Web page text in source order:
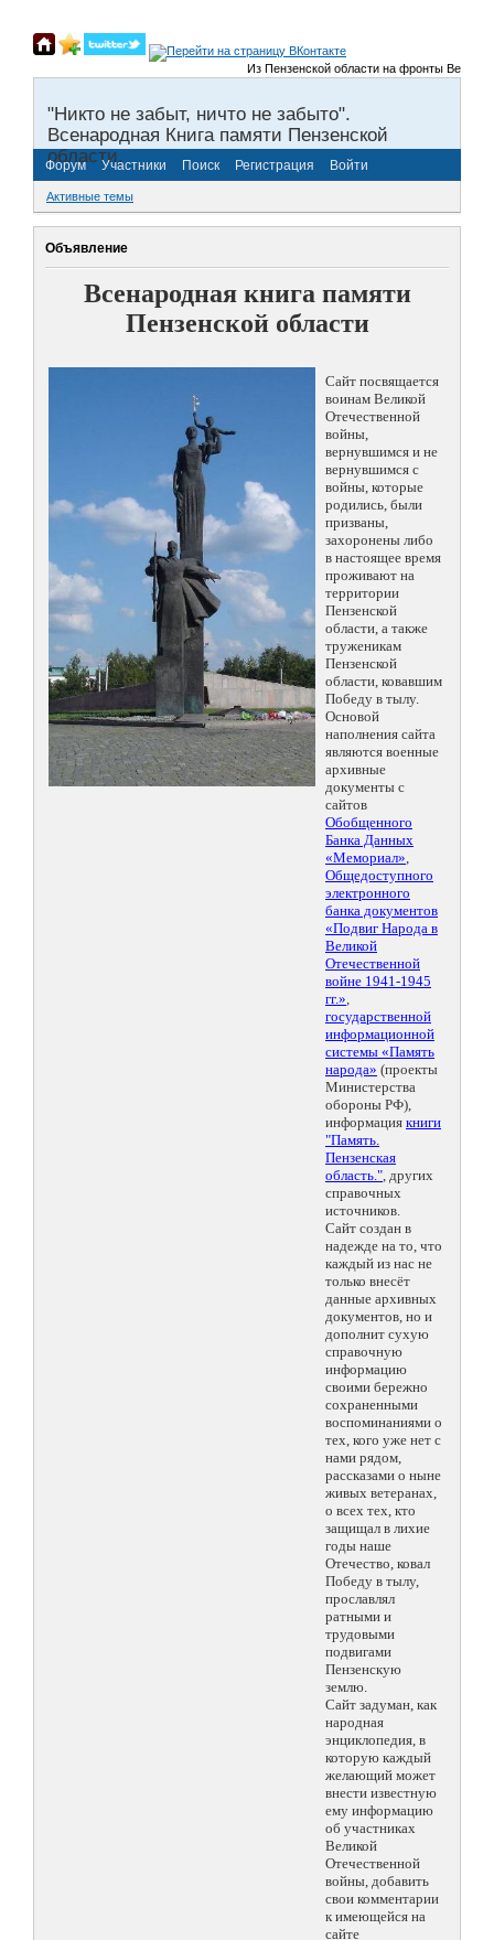
Из Пензенской области на фронты Великой
"Никто не забыт, ничто не забыто".
Всенародная Книга памяти Пензенской
области.
Форум Участники Поиск Регистрация Войти
Активные темы
Объявление
Всенародная книга памяти
Пензенской области
Сайт посвящается
воинам Великой
Отечественной
войны,
вернувшимся и не
вернувшимся с
войны, которые
родились, были
призваны,
захоронены либо
в настоящее время
проживают на
территории
Пензенской
области, а также
труженикам
Пензенской
области, ковавшим
Победу в тылу.
Основой
наполнения сайта
являются военные
архивные
документы с
сайтов
Обобщенного
Банка Данных
«Мемориал»,
Общедоступного
электронного
банка документов
«Подвиг Народа в
Великой
Отечественной
войне 1941-1945
гг.»,
государственной
информационной
системы «Память
народа» (проекты
Министерства
обороны РФ),
информация книги
"Память.
Пензенская
область.", других
справочных
источников.
Сайт создан в
надежде на то, что
каждый из нас не
только внесёт
данные архивных
документов, но и
дополнит сухую
справочную
информацию
своими бережно
сохраненными
воспоминаниями о
тех, кого уже нет с
нами рядом,
рассказами о ныне
живых ветеранах,
о всех тех, кто
защищал в лихие
годы наше
Отечество, ковал
Победу в тылу,
прославлял
ратными и
трудовыми
подвигами
Пензенскую
землю.
Сайт задуман, как
народная
энциклопедия, в
которую каждый
желающий может
внести известную
ему информацию
об участниках
Великой
Отечественной
войны, добавить
свои комментарии
к имеющейся на
сайте